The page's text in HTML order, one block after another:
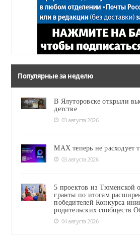
Популярные за неделю
В Ялуторовске открыли
детстве
03 августа 2026
MAX теперь не расходует
03 августа 2026
5 проектов из Тюменской
гранты по итогам
победителей Конкурса
родительских сообществ
04 августа 2026